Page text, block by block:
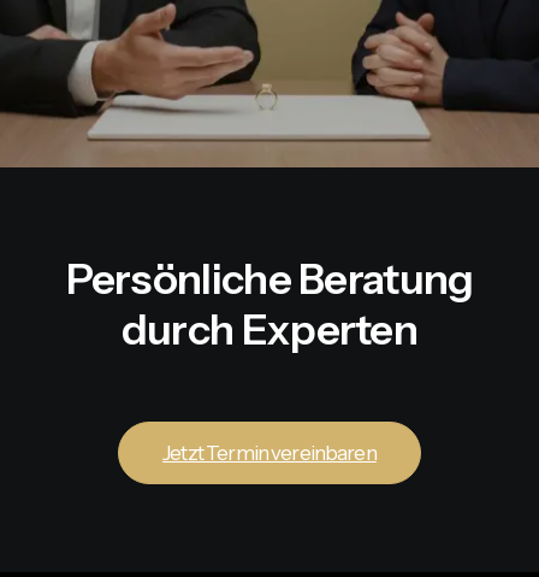
Persönliche Beratung
durch Experten
Jetzt Termin vereinbaren